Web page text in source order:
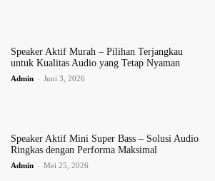
Speaker Aktif Murah – Pilihan Terjangkau
untuk Kualitas Audio yang Tetap Nyaman
Admin - Juni 3, 2026
Speaker Aktif Mini Super Bass – Solusi Audio
Ringkas dengan Performa Maksimal
Admin - Mei 25, 2026